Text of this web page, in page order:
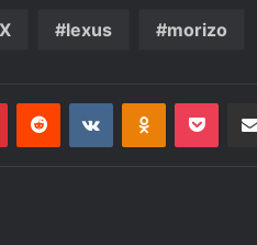
lexus morizo
PinterestReddit VKontakteOdnoklassniki
Pocket